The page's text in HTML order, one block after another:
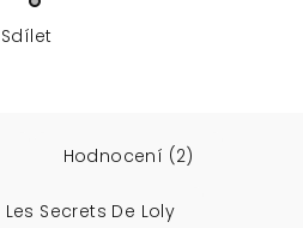
Sdílet
Hodnocení (2)
Les Secrets De Loly